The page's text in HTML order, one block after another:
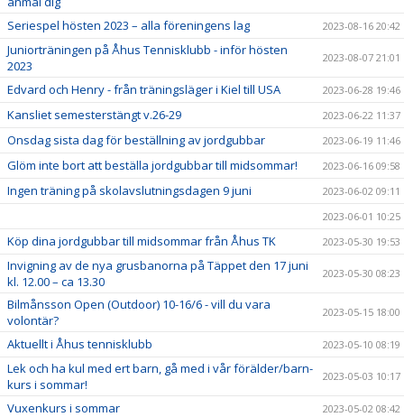
Seriespel hösten 2023 – alla föreningens lag 2023-08-16 20:42
Juniorträningen på Åhus Tennisklubb - inför hösten
2023
2023-08-07 21:01
Edvard och Henry - från träningsläger i Kiel till USA 2023-06-28 19:46
Kansliet semesterstängt v.26-29 2023-06-22 11:37
Onsdag sista dag för beställning av jordgubbar 2023-06-19 11:46
Glöm inte bort att beställa jordgubbar till midsommar! 2023-06-16 09:58
Ingen träning på skolavslutningsdagen 9 juni
2023-06-02 09:11
2023-06-01 10:25
Köp dina jordgubbar till midsommar från Åhus TK 2023-05-30 19:53
Invigning av de nya grusbanorna på Täppet den 17 juni
kl. 12.00 – ca 13.30
2023-05-30 08:23
Bilmånsson Open (Outdoor) 10-16/6 - vill du vara
volontär?
2023-05-15 18:00
Aktuellt i Åhus tennisklubb 2023-05-10 08:19
Lek och ha kul med ert barn, gå med i vår förälder/barn-
kurs i sommar!
2023-05-03 10:17
Vuxenkurs i sommar 2023-05-02 08:42